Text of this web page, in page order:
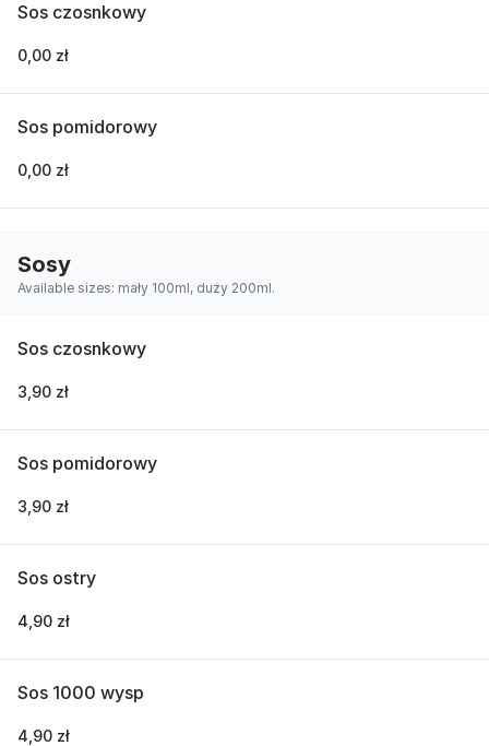
Sos czosnkowy
0,00 zł
Sos pomidorowy
0,00 zł
Sosy
Available sizes: mały 100ml, duży 200ml.
Sos czosnkowy
3,90 zł
Sos pomidorowy
3,90 zł
Sos ostry
4,90 zł
Sos 1000 wysp
4,90 zł